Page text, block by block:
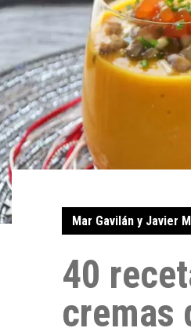
Mar Gavilán y Javier
40
cremas